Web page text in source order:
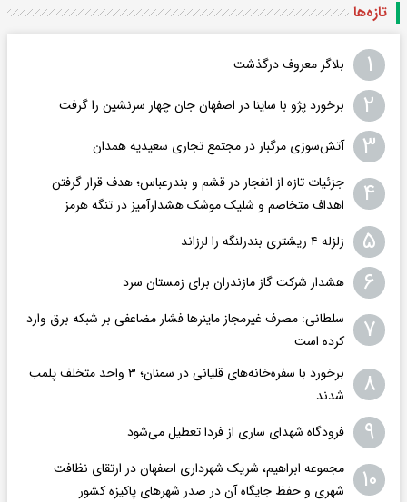
تازه‌ها
۱ بلاگر معروف درگذشت
۲ برخورد پژو با ساینا در اصفهان جان چهار سرنشین را گرفت
۳ آتش‌سوزی مرگبار در مجتمع تجاری سعیدیه همدان
۴
جزئیات تازه از انفجار در قشم و بندرعباس؛ هدف قرار گرفتن
اهداف متخاصم و شلیک موشک هشدارآمیز در تنگه هرمز
۵ زلزله ۴ ریشتری بندرلنگه را لرزاند
۶ هشدار شرکت گاز مازندران برای زمستان سرد
۷
سلطانی: مصرف غیرمجاز ماینرها فشار مضاعفی بر شبکه برق وارد
کرده است
۸
برخورد با سفره‌خانه‌های قلیانی در سمنان؛ ۳ واحد متخلف پلمب
شدند
۹ فرودگاه ‌شهدای ساری از فردا تعطیل می‌شود
۱۰
مجموعه ابراهیم، شریک شهرداری اصفهان در ارتقای نظافت
شهری و حفظ جایگاه آن در صدر شهرهای پاکیزه کشور